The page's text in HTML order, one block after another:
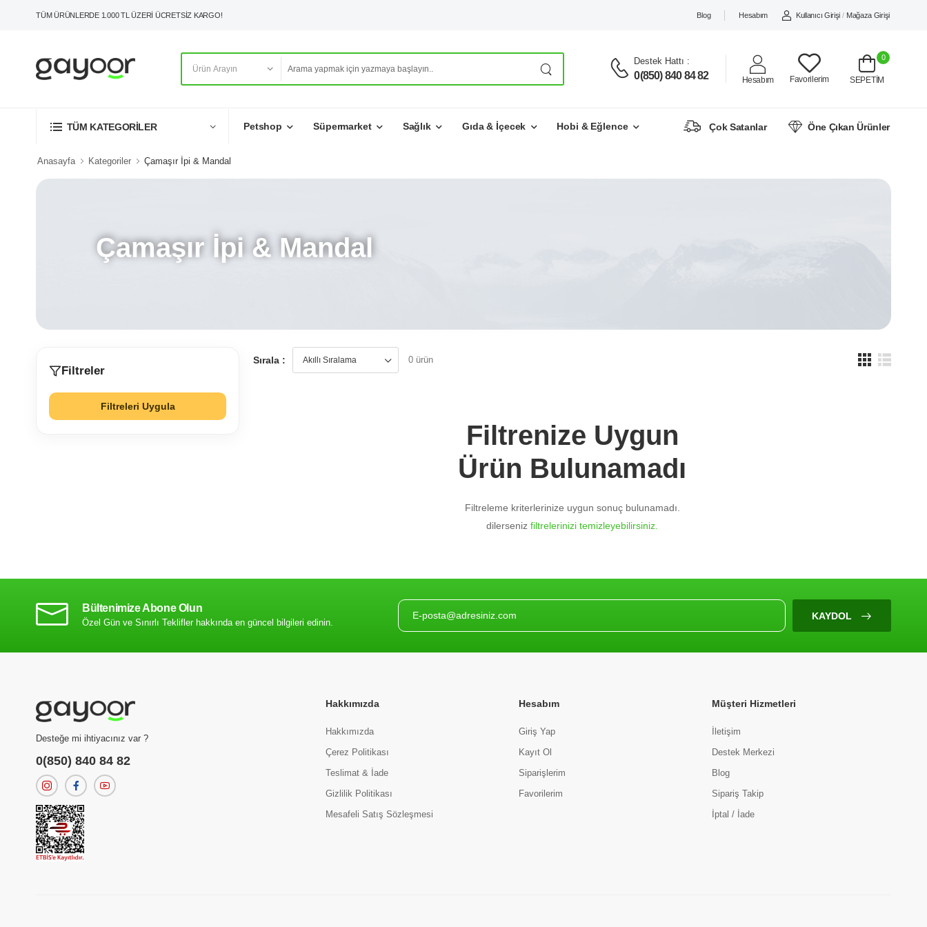
TÜM ÜRÜNLERDE 1.000 TL ÜZERİ ÜCRETSİZ KARGO! Blog Hesabım Kullanıcı Girişi / Mağaza Girişi
Destek Hattı :
0(850) 840 84 82 Hesabım Favorilerim
0
SEPETİM
TÜM KATEGORİLER Petshop Süpermarket Sağlık Gıda & İçecek Hobi & Eğlence Çok Satanlar Öne Çıkan Ürünler
Anasayfa Kategoriler Çamaşır İpi & Mandal
Çamaşır İpi & Mandal
Filtreler
Filtreleri Uygula
Sırala : 0 ürün
Filtrenize Uygun
Ürün Bulunamadı
Filtreleme kriterlerinize uygun sonuç bulunamadı.
dilerseniz filtrelerinizi temizleyebilirsiniz.
Bültenimize Abone Olun
Özel Gün ve Sınırlı Teklifler hakkında en güncel bilgileri edinin.
KAYDOL
Desteğe mi ihtiyacınız var ?
0(850) 840 84 82
Hakkımızda
Hakkımızda
Çerez Politikası
Teslimat & İade
Gizlilik Politikası
Mesafeli Satış Sözleşmesi
Hesabım
Giriş Yap
Kayıt Ol
Siparişlerim
Favorilerim
Müşteri Hizmetleri
İletişim
Destek Merkezi
Blog
Sipariş Takip
İptal / İade